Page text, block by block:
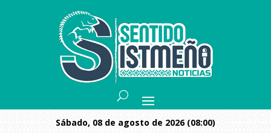
sábado, 08 de agosto de 2026 (08:00)